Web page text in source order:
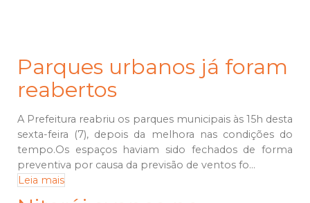
Parques urbanos já foram
reabertos
A Prefeitura reabriu os parques municipais às 15h desta
sexta-feira (7), depois da melhora nas condições do
tempo.Os espaços haviam sido fechados de forma
preventiva por causa da previsão de ventos fo...
Leia mais